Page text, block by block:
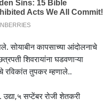
सोयाबीन कापसाच्या आंदोलनाचे
शिवरायांना घडवणाऱ्या
रविकांत तुपकर म्हणाले..
सप्टेंबर रोजी शेतकरी